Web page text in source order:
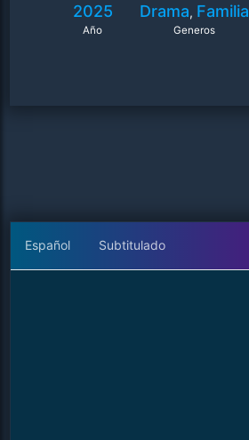
2025
Año
Drama, Familia
Generos
Español Subtitulado